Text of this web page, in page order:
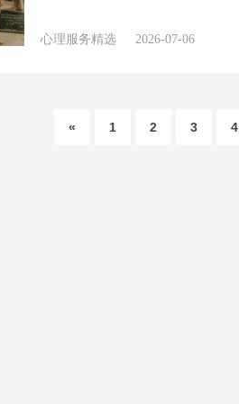
心理服务精选 2026-07-06
« 1 2 3 4